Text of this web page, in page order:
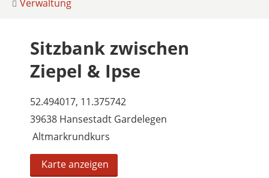
Verwaltung
Sitzbank zwischen
Ziepel & Ipse
52.494017, 11.375742
39638 Hansestadt Gardelegen
Altmarkrundkurs
Karte anzeigen